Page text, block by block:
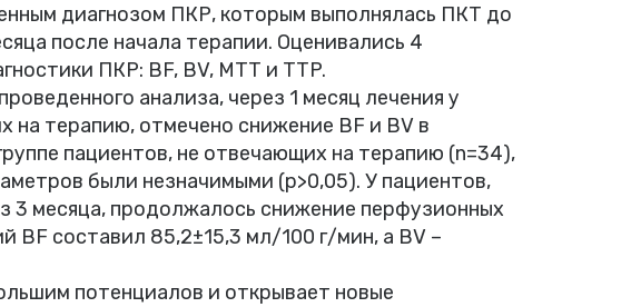
диагнозом ПКР, которым выполнялась ПКТ до
после начала терапии. Оценивались 4
ПКР: BF, BV, MTT и TTP.
анализа, через 1 месяц лечения у
на терапию, отмечено снижение BF и BV в
пациентов, не отвечающих на терапию (n=34),
были незначимыми (p>0,05). У пациентов,
3 месяца, продолжалось снижение перфузионных
BF составил 85,2±15,3 мл/100 г/мин, а BV –
потенциалов и открывает новые